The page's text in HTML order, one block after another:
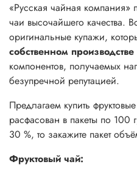
«Русская чайная компания»
чаи высочайшего качества.
оригинальные купажи,
собственном производстве
компонентов, получаемых
безупречной репутацией.
Предлагаем купить
расфасован в пакеты по 100
30 %, то закажите пакет
Фруктовый чай: